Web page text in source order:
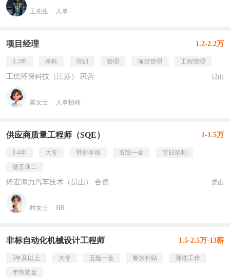
王先生 人事
项目经理 1.2-2.2万
3-5年 本科 培训 管理 项目管理 工程管理
工统环保科技（江苏） 民营 昆山
陈女士 人事招聘
供应商质量工程师（SQE） 1-1.5万
3-4年 大专 带薪年假 五险一金
节日福利
做五休二
锋宏海力汽车技术（昆山） 合资 昆山
时女士 HR
非标自动化机械设计工程师 1.5-2.5万·13薪
5年及以上 大专 五险一金 餐饮补贴
弹性工作
年终奖金